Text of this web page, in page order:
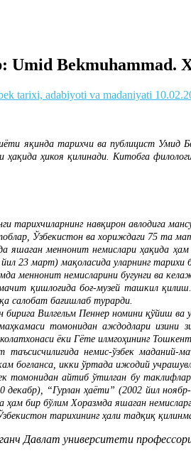
Umid Bekmuhammad.
tarixi, adabiyoti va madaniyati
яқинда тарихчи ва публицист Умид
ҳақида ҳикоя қилинади. Китобга
тарихчиларнинг навқирон авлодига
Ўзбекистон ва хориждаги 75 та
яшаган меннонит немислари ҳақида
йил 23 март) мақоласида уларнинг
меннонит немисларини бугунги ва
қишлоғида боғ-музей ташкил
салобат бағишлаб турарди.
бирига Вилгельм Пеннер номини қўйиш
томонидан аждодлари изини
ёки Гёте илмгоҳининг
таъсисчилигида немис-ўзбек
боғланса, икки ўртада ижодий
томонидан айтиб ўтилган бу
декабр), “Гурлан ҳаёти” (2002 йил
ҳам бир бўлим Хоразмда яшаган
тарихининг ҳали тадқиқ
Давлат университети